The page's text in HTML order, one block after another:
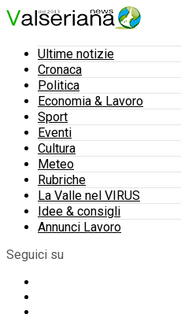
Ultime notizie
Cronaca
Politica
Economia & Lavoro
Sport
Eventi
Cultura
Meteo
Rubriche
La Valle nel VIRUS
Idee & consigli
Annunci Lavoro
Seguici su